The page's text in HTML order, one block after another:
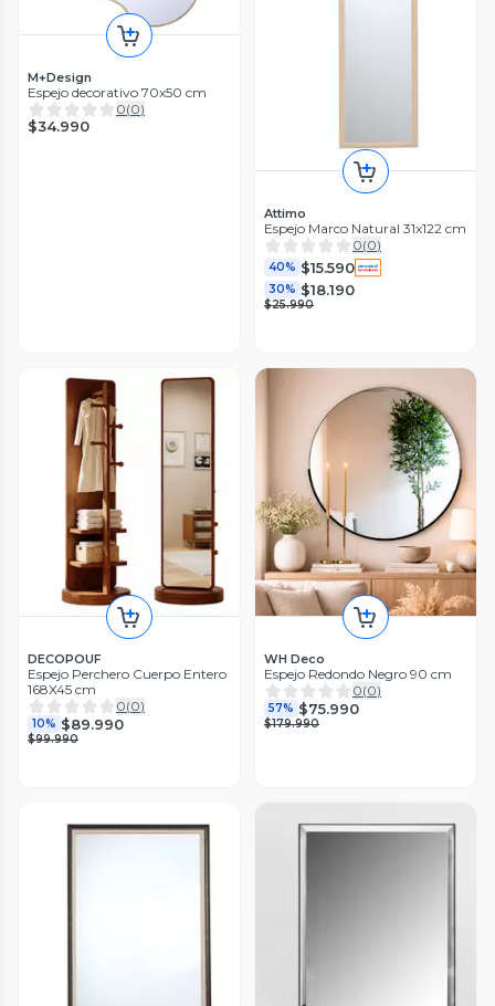
M+Design
Espejo decorativo 70x50 cm
0(0)
$34.990
Attimo
Espejo Marco Natural 31x122 cm
0(0)
40% $15.590
30% $18.190
$25.990
DECOPOUF
Espejo Perchero Cuerpo Entero
168X45 cm
0(0)
10% $89.990
$99.990
WH Deco
Espejo Redondo Negro 90 cm
0(0)
57% $75.990
$179.990